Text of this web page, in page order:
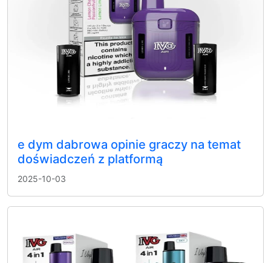
e dym dabrowa opinie graczy na temat
doświadczeń z platformą
2025-10-03